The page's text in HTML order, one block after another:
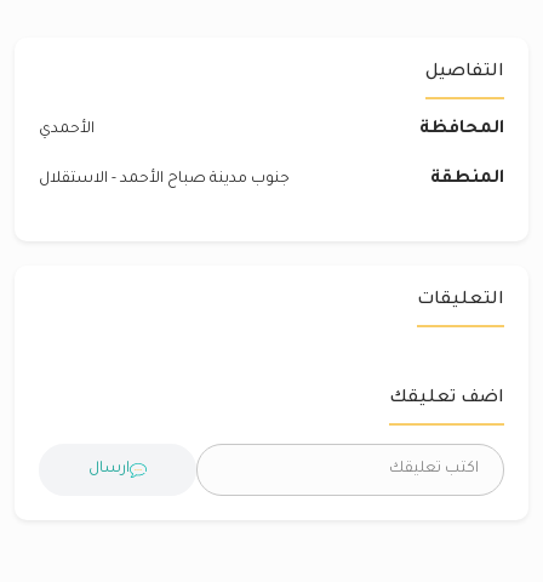
التفاصيل
المحافظة الأحمدي
المنطقة جنوب مدينة صباح الأحمد - الاستقلال
التعليقات
اضف تعليقك
ارسال